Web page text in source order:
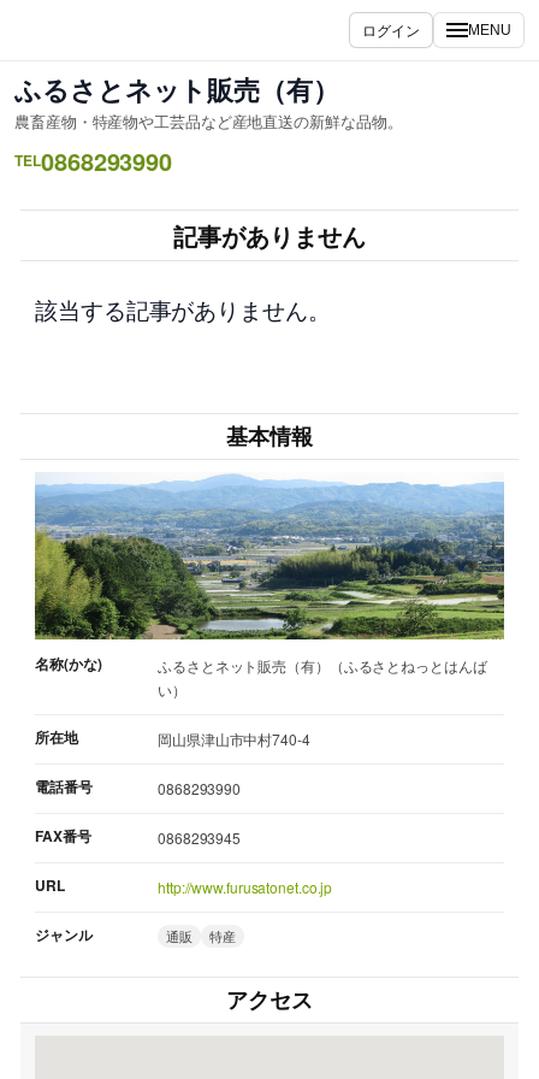
ス
キ
ッ
ログイン MENU
ふるさとネット販売（有）
農畜産物・特産物や工芸品など産地直送の新鮮な品物。
TEL0868293990
記事がありません
該当する記事がありません。
基本情報
名称(かな)
ふるさとネット販売（有）（ふるさとねっとはんば
い）
所在地 岡山県津山市中村740-4
電話番号 0868293990
FAX番号 0868293945
URL http://www.furusatonet.co.jp
ジャンル 通販 特産
アクセス